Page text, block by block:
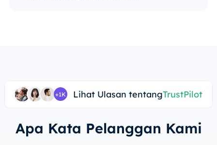
+1K Lihat Ulasan tentangTrustPilot
Apa Kata Pelanggan Kami